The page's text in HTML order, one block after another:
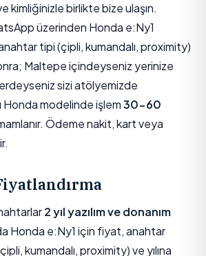
kimliğinizle birlikte bize ulaşın.
üzerinden Honda e:Ny1
tipi (çipli, kumandalı, proximity)
Maltepe içindeyseniz yerinize
sizi atölyemizde
Honda modelinde işlem30-60
Ödeme nakit, kart veya
2 yıl yazılım ve donanım
Honda e:Ny1 için fiyat, anahtar
kumandalı, proximity) ve yılına